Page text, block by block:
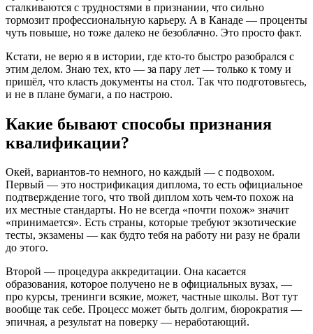
сталкиваются с трудностями в признании, что сильно
тормозит профессиональную карьеру. А в Канадe — проценты
чуть повыше, но тоже далеко не безоблачно. Это просто факт.
Кстати, не верю я в истории, где кто-то быстро разобрался с
этим делом. Знаю тех, кто — за пару лет — только к тому и
пришёл, что класть документы на стол. Так что подготовьтесь,
и не в плане бумаги, а по настрою.
Какие бывают способы признания
квалификации?
Окей, вариантов-то немного, но каждый — с подвохом.
Первый — это нострификация диплома, то есть официальное
подтверждение того, что твой диплом хоть чем-то похож на
их местные стандарты. Но не всегда «почти похож» значит
«принимается». Есть страны, которые требуют экзотические
тесты, экзамены — как будто тебя на работу ни разу не брали
до этого.
Второй — процедура аккредитации. Она касается
образования, которое получено не в официальных вузах, —
про курсы, тренинги всякие, может, частные школы. Вот тут
вообще так себе. Процесс может быть долгим, бюрократия —
эпичная, а результат на поверку — неработающий.